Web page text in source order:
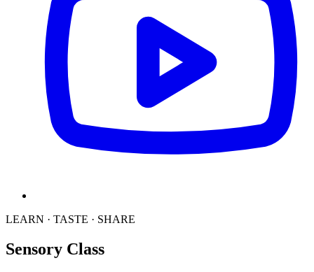
LEARN · TASTE · SHARE
Sensory Class